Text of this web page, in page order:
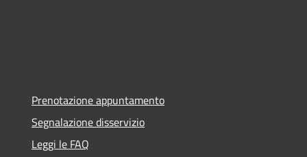
Prenotazione appuntamento
Segnalazione disservizio
Leggi le FAQ